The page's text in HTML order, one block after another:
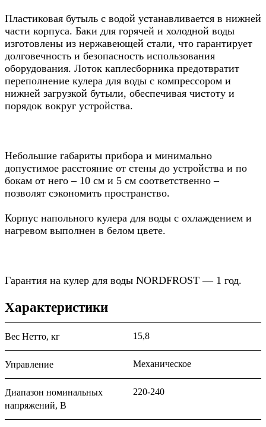
Пластиковая бутыль с водой устанавливается в нижней
части корпуса. Баки для горячей и холодной воды
изготовлены из нержавеющей стали, что гарантирует
долговечность и безопасность использования
оборудования. Лоток каплесборника предотвратит
переполнение кулера для воды с компрессором и
нижней загрузкой бутыли, обеспечивая чистоту и
порядок вокруг устройства.
Небольшие габариты прибора и минимально
допустимое расстояние от стены до устройства и по
бокам от него – 10 см и 5 см соответственно –
позволят сэкономить пространство.
Корпус напольного кулера для воды с охлаждением и
нагревом выполнен в белом цвете.
Гарантия на кулер для воды NORDFROST — 1 год.
Характеристики
Вес Нетто, кг 15,8
Управление Механическое
Диапазон номинальных
напряжений, В
220-240